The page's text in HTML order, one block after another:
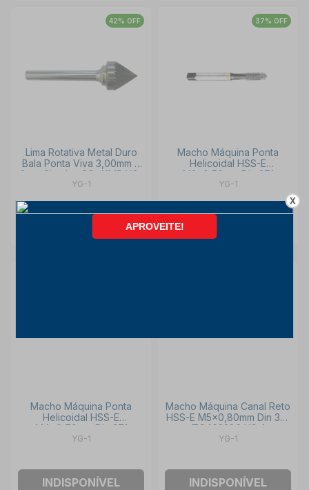
42% OFF
Lima Rotativa Metal Duro
Bala Ponta Viva 3,00mm x
6mm Simples SG-41MP YG-
1
YG-1
37% OFF
Macho Máquina Ponta
Helicoidal HSS-E
M3x0,50mm Din 371
TC127206 YG-1
YG-1
Macho Máquina Ponta
Helicoidal HSS-E
M4x0,70mm Din 371
TC127246 YG-1
YG-1
INDISPONÍVEL
Macho Máquina Canal Reto
HSS-E M5x0,80mm Din 371
TC463286 YG-1
YG-1
INDISPONÍVEL
X